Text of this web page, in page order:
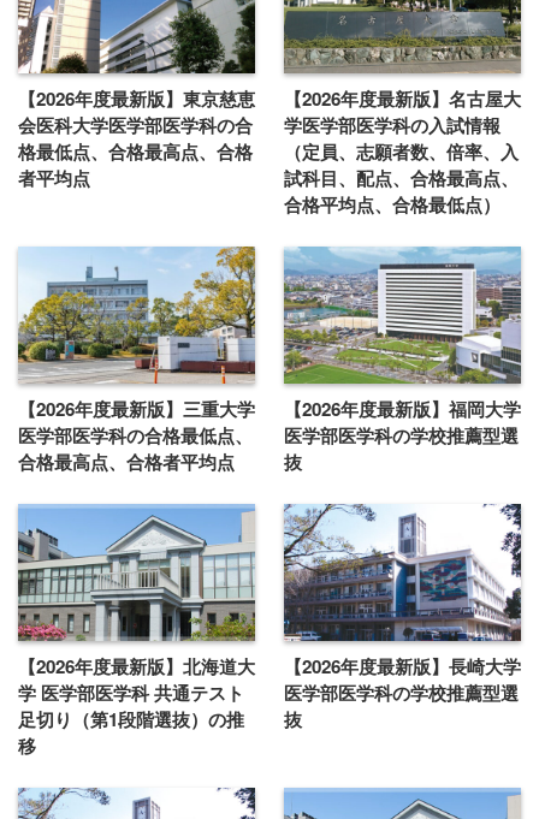
【2026年度最新版】東京慈恵
会医科大学医学部医学科の合
格最低点、合格最高点、合格
者平均点
【2026年度最新版】名古屋大
学医学部医学科の入試情報
（定員、志願者数、倍率、入
試科目、配点、合格最高点、
合格平均点、合格最低点）
【2026年度最新版】三重大学
医学部医学科の合格最低点、
合格最高点、合格者平均点
【2026年度最新版】福岡大学
医学部医学科の学校推薦型選
抜
【2026年度最新版】北海道大
学 医学部医学科 共通テスト
足切り（第1段階選抜）の推
移
【2026年度最新版】長崎大学
医学部医学科の学校推薦型選
抜